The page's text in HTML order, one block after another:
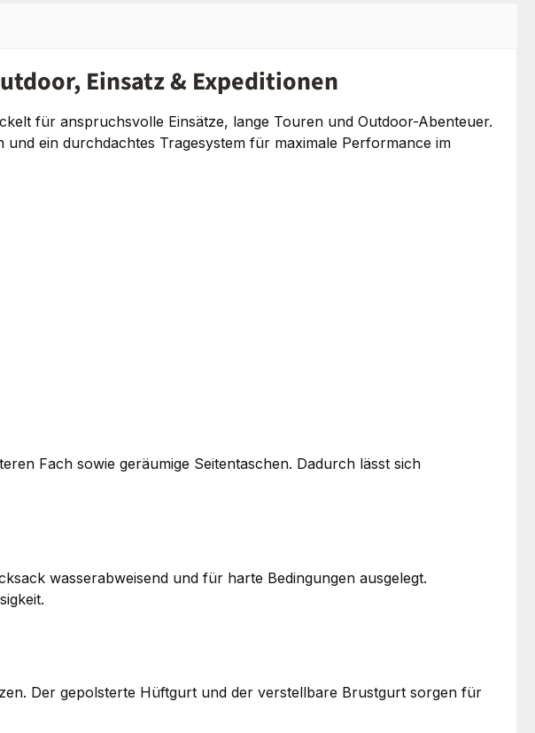
Einsatz & Expeditionen
für anspruchsvolle Einsätze, lange Touren und Outdoor-Abenteuer.
ein durchdachtes Tragesystem für maximale Performance im
Fach sowie geräumige Seitentaschen. Dadurch lässt sich
wasserabweisend und für harte Bedingungen ausgelegt.
Der gepolsterte Hüftgurt und der verstellbare Brustgurt sorgen für